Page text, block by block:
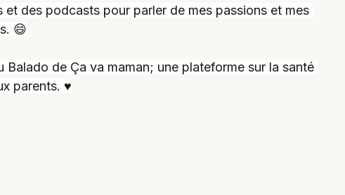
des podcasts pour parler de mes passions et mes
😄
de Ça va maman; une plateforme sur la santé
parents. ♥️